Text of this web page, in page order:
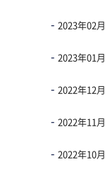
2023年02月
2023年01月
2022年12月
2022年11月
2022年10月